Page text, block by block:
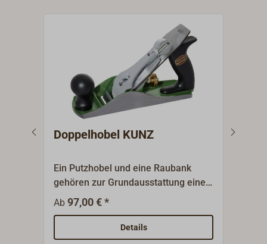
Doppelhobel KUNZ
Ein Putzhobel und eine Raubank
gehören zur Grundausstattung einer
jeden Holzwerkstatt.Die Hobel sind
nach dem Bailey-Prinzip gefertigt;
der Hobelkörper ist aus Grauguss,
spannungsarm geglüht und grün
Ab97,00 € *
Details